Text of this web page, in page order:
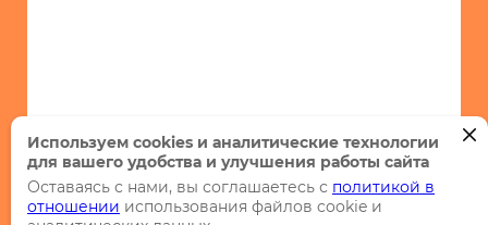
Используем cookies и аналитические технологии
для вашего удобства и улучшения работы сайта
Оставаясь с нами, вы соглашаетесь с политикой в
отношении использования файлов cookie и